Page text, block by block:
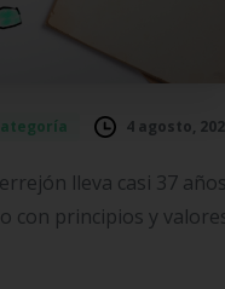
4 agosto,
lleva casi 37 años
con principios y